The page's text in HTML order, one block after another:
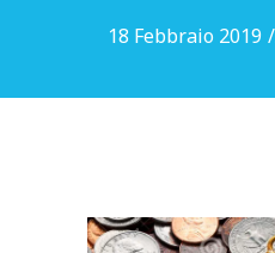
18 Febbraio 2019